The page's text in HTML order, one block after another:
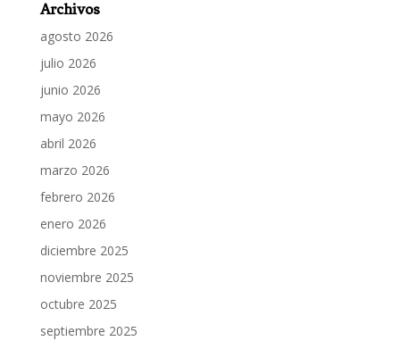
Archivos
agosto 2026
julio 2026
junio 2026
mayo 2026
abril 2026
marzo 2026
febrero 2026
enero 2026
diciembre 2025
noviembre 2025
octubre 2025
septiembre 2025